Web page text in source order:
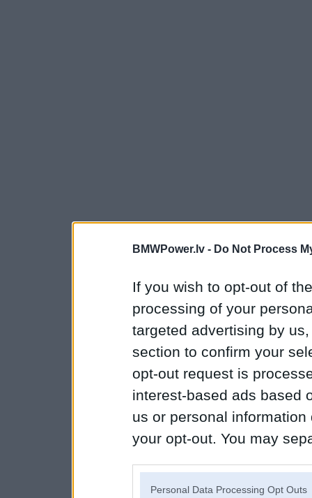
BMWPower.lv - Do Not Process
If you wish to opt-out of
processing of your
targeted advertising by
section to confirm your
opt-out request is
interest-based ads based
us or personal
your opt-out. You may
Personal Data Processing Opt Outs